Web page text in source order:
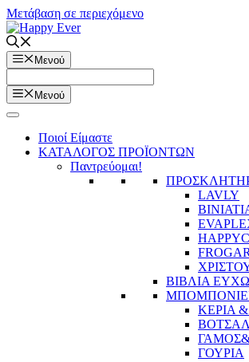
Μετάβαση σε περιεχόμενο
Μενού
Μενού
Ποιοί Είμαστε
ΚΑΤΑΛΟΓΟΣ ΠΡΟΪΟΝΤΩΝ
Παντρεύομαι!
LAVLY
ΒΙΒΛΙΑ
ΚΕΡΙΑ
ΓΟΥΡΙΑ